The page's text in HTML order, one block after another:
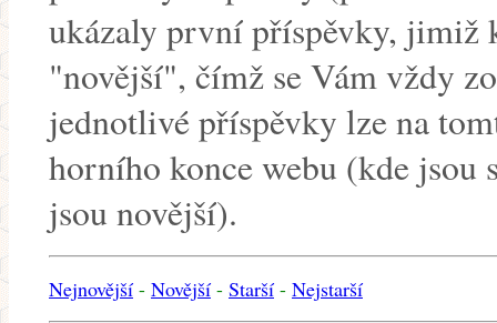
ukázaly první příspěvky, jimiž
"novější", čímž se Vám vždy
jednotlivé příspěvky lze na
horního konce webu (kde jsou
jsou novější).
Nejnovější - Novější - Starší - Nejstarší